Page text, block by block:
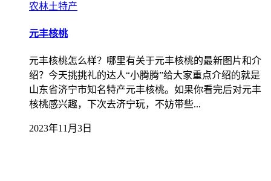
农林土特产
元丰核桃
元丰核桃怎么样？哪里有关于元丰核桃的最新图片和介
绍？今天挑挑礼的达人“小腾腾”给大家重点介绍的就是
山东省济宁市知名特产元丰核桃。如果你看完后对元丰
核桃感兴趣，下次去济宁玩，不妨带些...
2023年11月3日